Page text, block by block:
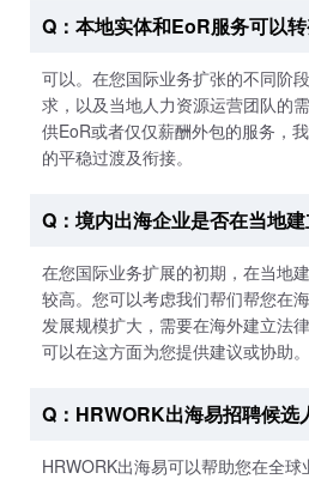
Q：本地实体和EoR服务可以
可以。在您国际业务扩张的不同阶
求，以及当地人力资源运营团队的
供EoR或者仅仅薪酬外包的服务，
的平稳过渡及衔接。
Q：境内出海企业是否在当地
在您国际业务扩展的初期，在当地
较高。您可以考虑我们帮们帮您在
发展规模扩大，需要在海外建立法
可以在这方面为您提供建议或协助。
Q：HRWORK出海易招聘候选
HRWORK出海易可以帮助您在全